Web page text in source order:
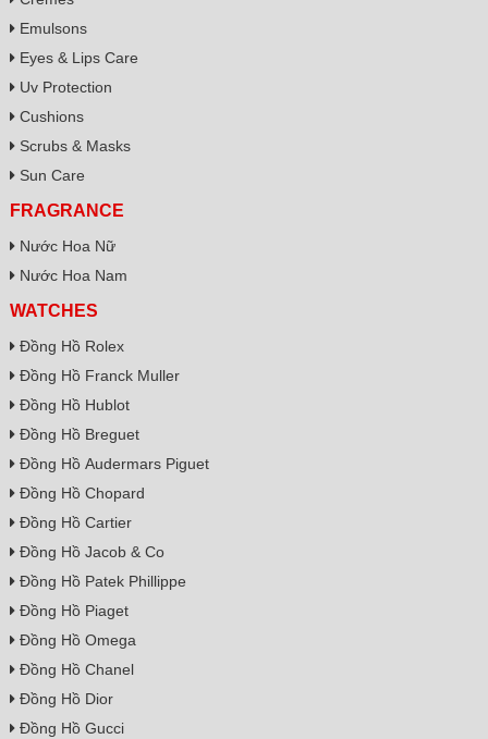
Emulsons
Eyes & Lips Care
Uv Protection
Cushions
Scrubs & Masks
Sun Care
FRAGRANCE
Nước Hoa Nữ
Nước Hoa Nam
WATCHES
Đồng Hồ Rolex
Đồng Hồ Franck Muller
Đồng Hồ Hublot
Đồng Hồ Breguet
Đồng Hồ Audermars Piguet
Đồng Hồ Chopard
Đồng Hồ Cartier
Đồng Hồ Jacob & Co
Đồng Hồ Patek Phillippe
Đồng Hồ Piaget
Đồng Hồ Omega
Đồng Hồ Chanel
Đồng Hồ Dior
Đồng Hồ Gucci